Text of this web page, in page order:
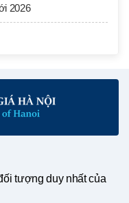
2026
tượng duy nhất của